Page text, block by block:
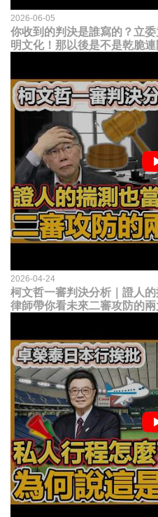
2026-06-05
你收到的判決是誰寫的？立
明文化！那以後是不是乾脆
2026-04-24
柯文哲一審判決分析｜證人
律師帶你看未來二審攻防的兩